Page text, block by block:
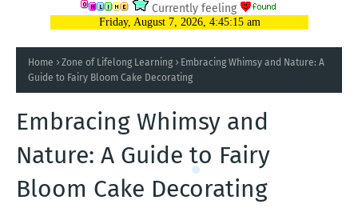
Currently feeling
Home Zone of Lifelong Learning
Embracing Whimsy and Nature: A
Guide to Fairy Bloom Cake Decorating
Embracing Whimsy and
Nature: A Guide to Fairy
Bloom Cake Decorating